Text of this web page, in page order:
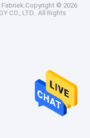
Fabriek.Copyright © 2026
CO., LTD.. All Rights